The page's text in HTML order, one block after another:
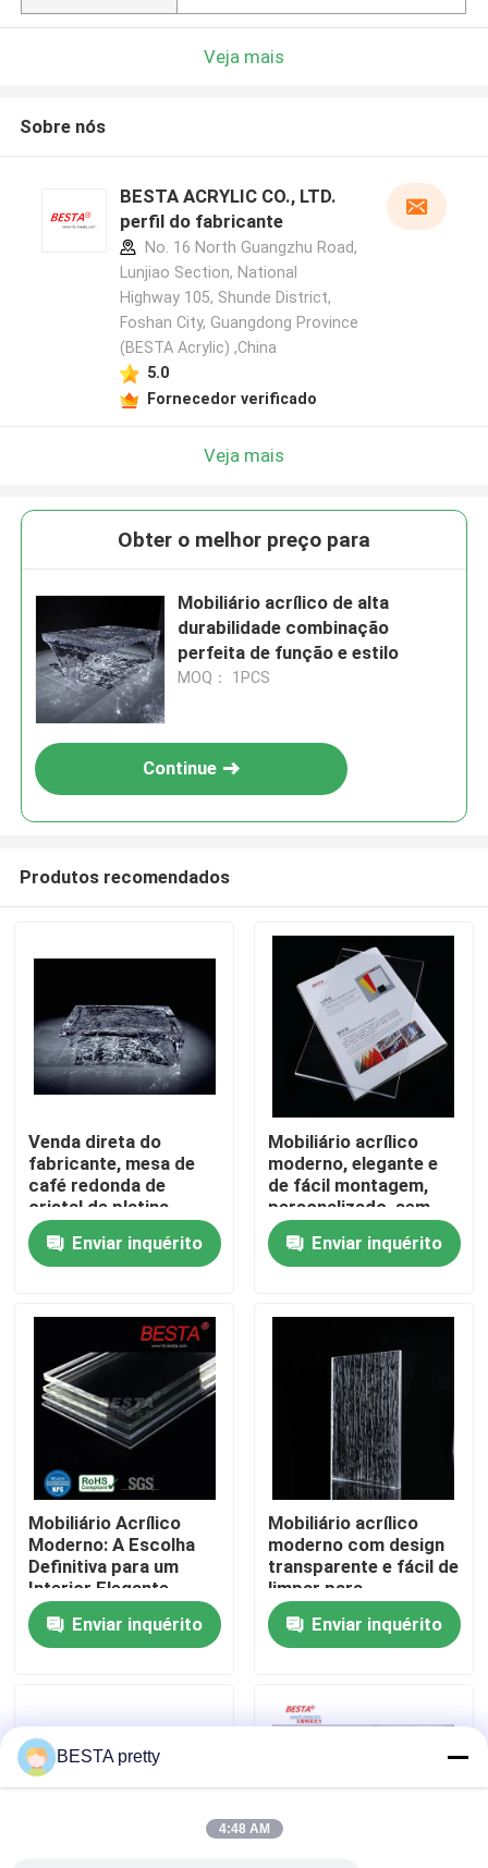
Para casa
Vídeos
Sobre nós
Visita à fábrica
Controle de qualidade
Contacte-nos
Casos
Veja mais
Sobre nós
BESTA ACRYLIC CO., LTD.
perfil do fabricante
No. 16 North Guangzhu Road,
Lunjiao Section, National
Highway 105, Shunde District,
Foshan City, Guangdong Province
(BESTA Acrylic) ,China
5.0
Fornecedor verificado
Veja mais
Obter o melhor preço para
Mobiliário acrílico de alta
durabilidade combinação
perfeita de função e estilo
MOQ： 1PCS
Continue
Produtos recomendados
Venda direta do
fabricante, mesa de
café redonda de
cristal de platina
entalhada em gelo
para decoração de
casa personalizável
Enviar inquérito
Mobiliário acrílico
moderno, elegante e
de fácil montagem,
personalizado, sem
necessidade de
montagem, cores
personalizáveis
Enviar inquérito
Mobiliário Acrílico
Moderno: A Escolha
Definitiva para um
Interior Elegante
Enviar inquérito
Mobiliário acrílico
moderno com design
transparente e fácil de
limpar para
manutenção de estilo
modernoEnviar inquérito
BESTA pretty
4:48 AM